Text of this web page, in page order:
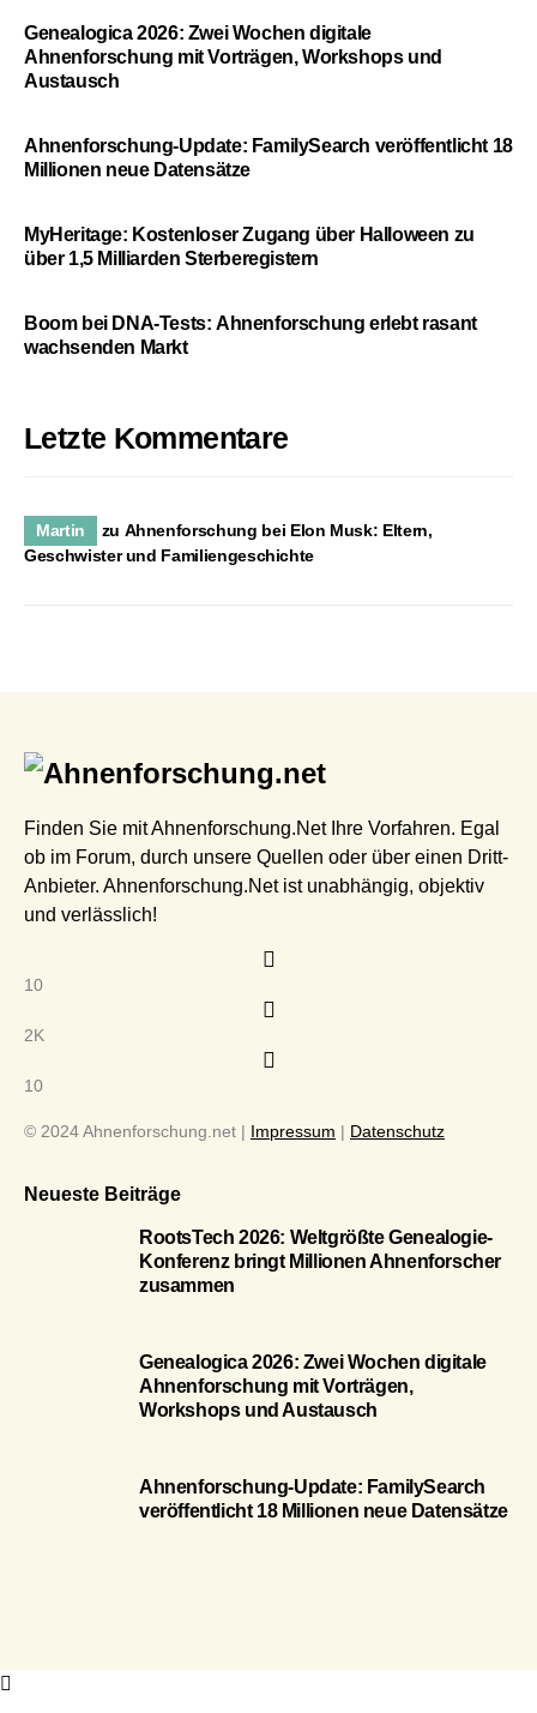
Genealogica 2026: Zwei Wochen digitale
Ahnenforschung mit Vorträgen, Workshops und
Austausch
Ahnenforschung-Update: FamilySearch veröffentlicht 18
Millionen neue Datensätze
MyHeritage: Kostenloser Zugang über Halloween zu
über 1,5 Milliarden Sterberegistern
Boom bei DNA-Tests: Ahnenforschung erlebt rasant
wachsenden Markt
Letzte Kommentare
Martin zu Ahnenforschung bei Elon Musk: Eltern,
Geschwister und Familiengeschichte
Finden Sie mit Ahnenforschung.Net Ihre Vorfahren. Egal
ob im Forum, durch unsere Quellen oder über einen Dritt-
Anbieter. Ahnenforschung.Net ist unabhängig, objektiv
und verlässlich!
10
2K
10
© 2024 Ahnenforschung.net | Impressum | Datenschutz
Neueste Beiträge
RootsTech 2026: Weltgrößte Genealogie-
Konferenz bringt Millionen Ahnenforscher
zusammen
Genealogica 2026: Zwei Wochen digitale
Ahnenforschung mit Vorträgen,
Workshops und Austausch
Ahnenforschung-Update: FamilySearch
veröffentlicht 18 Millionen neue Datensätze